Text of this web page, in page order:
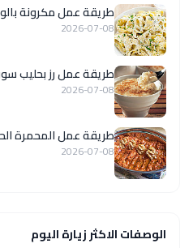
طريقة عمل مكرونة
2026-07-08
طريقة عمل رز بحليب سوري بـ 5
2026-07-08
طريقة عمل المحمرة
2026-07-08
الوصفات الاكثر زيارة اليوم